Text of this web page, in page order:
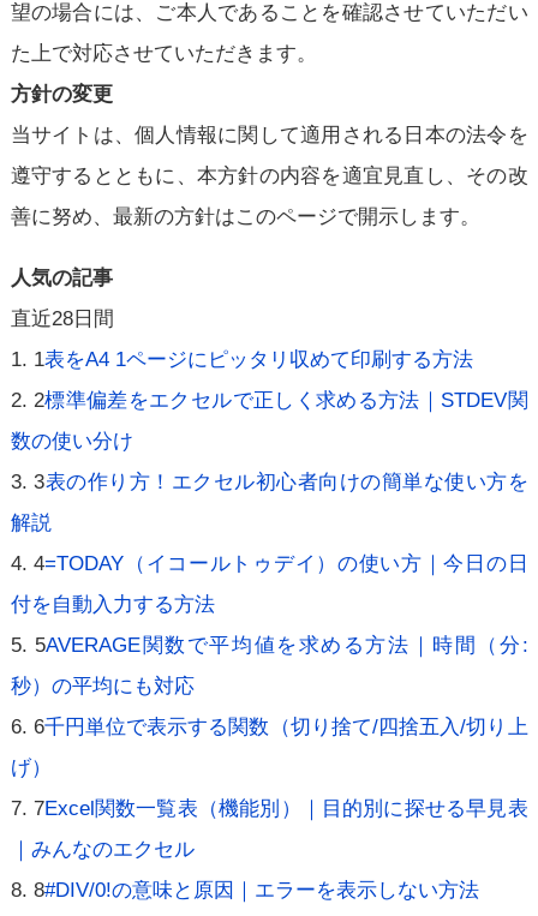
望の場合には、ご本人であることを確認させていただい
た上で対応させていただきます。
方針の変更
当サイトは、個人情報に関して適用される日本の法令を
遵守するとともに、本方針の内容を適宜見直し、その改
善に努め、最新の方針はこのページで開示します。
人気の記事
直近28日間
1表をA4 1ページにピッタリ収めて印刷する方法
2標準偏差をエクセルで正しく求める方法｜STDEV関
数の使い分け
3表の作り方！エクセル初心者向けの簡単な使い方を
解説
4=TODAY（イコールトゥデイ）の使い方｜今日の日
付を自動入力する方法
5AVERAGE関数で平均値を求める方法｜時間（分:
秒）の平均にも対応
6千円単位で表示する関数（切り捨て/四捨五入/切り上
げ）
7Excel関数一覧表（機能別）｜目的別に探せる早見表
｜みんなのエクセル
8#DIV/0!の意味と原因｜エラーを表示しない方法